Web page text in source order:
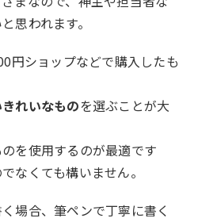
思われます。
円ショップなどで購入したも
れいなものを選ぶことが大
を使用するのが最適です
なくても構いません。
場合、筆ペンで丁寧に書く